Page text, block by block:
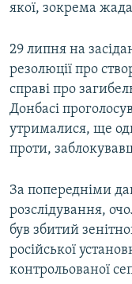
якої, зокрема
29 липня на
резолюції про
справі про
Донбасі
утрималися, ще
проти,
За попередніми
розслідування,
був збитий
російської
контрольованої